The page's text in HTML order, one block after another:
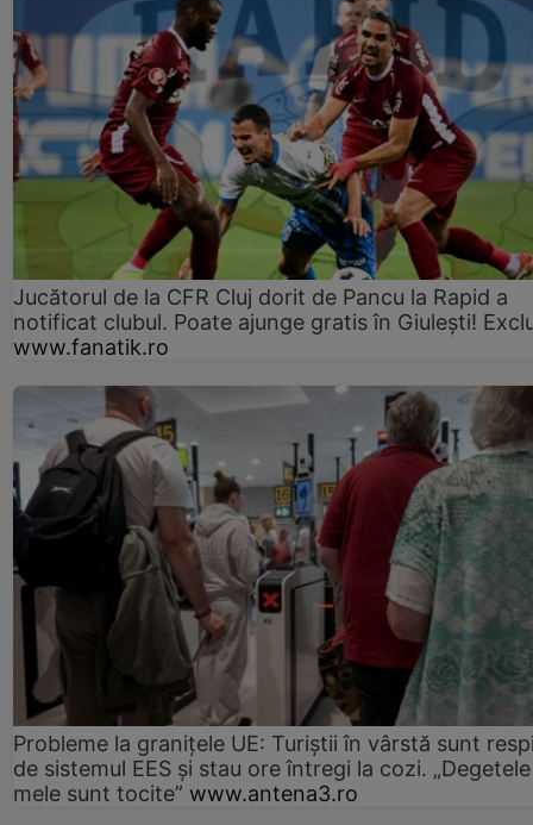
Jucătorul de la CFR Cluj dorit de Pancu la Rapid a
notificat clubul. Poate ajunge gratis în Giulești!
www.fanatik.ro
Probleme la granițele UE: Turiștii în vârstă sunt
de sistemul EES și stau ore întregi la cozi. „Degetele
mele sunt tocite” www.antena3.ro